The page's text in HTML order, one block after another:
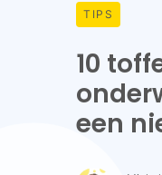
TIPS
10
een